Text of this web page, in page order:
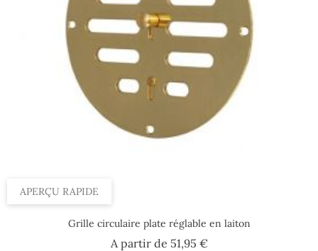
APERÇU RAPIDE
Grille circulaire plate réglable en laiton
A partir de 51,95 €Prix